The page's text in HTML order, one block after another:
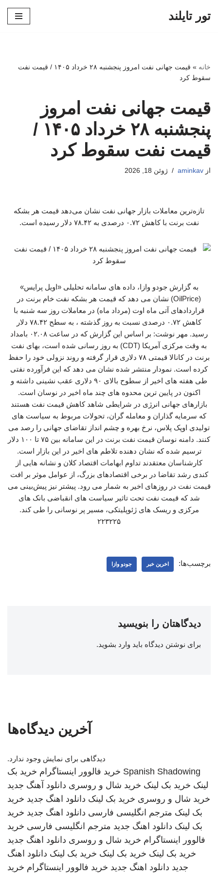
تور تایلند
خانه »
قیمت جهانی نفت امروز پنجشنبه ۲۸ خرداد ۱۴۰۵ / قیمت نفت
سقوط کرد
قیمت جهانی نفت امروز
پنجشنبه ۲۸ خرداد ۱۴۰۵ /
قیمت نفت سقوط کرد
از aminkav ژوئن 18, 2026
تازه‌ترین معاملات بازار جهانی نفت نشان می‌دهد قیمت هر بشکه
نفت برنت با کاهش ۰.۷۲ درصدی به ۷۸.۴۲ دلار رسیده است.
به گزارش جودو وازا، داده های سامانه تحلیلی «اویل پرایس»
(OilPrice) نشان می دهد که قیمت هر بشکه نفت خام برنت در
قراردادهای آتی ماه اوت (مرداد ماه) در معاملات روز سه شنبه با
کاهش ۰.۷۲ درصدی نسبت به روز گذشته ، به سطح ۷۸.۴۲ دلار
رسید. مهر نوشت: بر اساس این گزارش که در ساعت ۰۲.۰۸ بامداد
به وقت مرکزی آمریکا (CDT) به روز رسانی شده است، بهای نفت
برنت در کانالا قیمتی ۷۸ دلاری قرار گرفته و روند نزولی خود را حفظ
کرده است. نمودار منتشر شده نشان می دهد که این فرآورده نفتی
طی هفته های اخیر از سطوح بالای ۹۰ دلاری عقب نشینی داشته و
اکنون در پایین ترین محدوه های چند ماه اخیر در نوسان است.
بازارهای جهانی انرژی در شرایطی شاهد کاهش قیمت نفت هستند
که سرمایه گذاران و معامله گران، تحولات مربوط به سیاست های
تولیدی اوپک پلاس، نرخ بهره و چشم انداز تقاضای جهانی را رصد می
کنند. دامنه نوسان قیمت نفت برنت در این سامانه بین ۷۵ تا ۱۰۰ دلار
ترسیم شده که نشان دهنده تلاطم های اخیر در این بازار است.
کارشناسان معتقدند تداوم ابهامات اقتصاد کلان و نشانه هایی از
کندی رشد تقاضا در برخی اقتصادهای بزرگ، از عوامل موثر بر افت
قیمت نفت در روزهای اخیر به شمار می رود. پیشتر نیز پیش‌بینی می
شد که قیمت نفت تحت تاثیر سیاست های انقباضی بانک های
مرکزی و ریسک های ژئوپلیتکی، مسیر پر نوسانی را طی کند.
۲۲۳۲۲۵
برچسب‌ها: اخرین خبر جودو وازا
دیدگاهتان را بنویسید
برای نوشتن دیدگاه باید وارد بشوید.
آخرین دیدگاه‌ها
دیدگاهی برای نمایش وجود ندارد.
Spanish Shadowing خرید فالوور اینستاگرام خرید بک
لینک خرید بک لینک خرید شال و روسری دانلود آهنگ جدید
خرید شال و روسری خرید بک لینک دانلود اهنگ جدید خرید
بک لینک مترجم انگلیسی فارسی دانلود اهنگ جدید خرید
بک لینک دانلود اهنگ جدید مترجم انگلیسی فارسی خرید
فالوور اینستاگرام خرید شال و روسری دانلود اهنگ جدید
خرید بک لینک خرید بک لینک خرید بک لینک دانلود اهنگ
جدید دانلود اهنگ جدید خرید فالوور اینستاگرام خرید